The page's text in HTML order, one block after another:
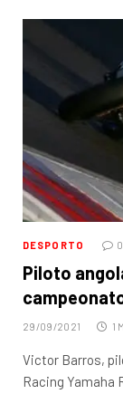
DESPORTO 0
Piloto
29/09/2021 1
Victor Barros,
Racing Yamaha